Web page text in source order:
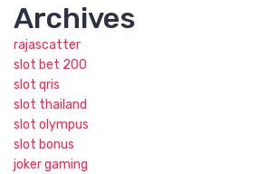
Archives
rajascatter
slot bet 200
slot qris
slot thailand
slot olympus
slot bonus
joker gaming